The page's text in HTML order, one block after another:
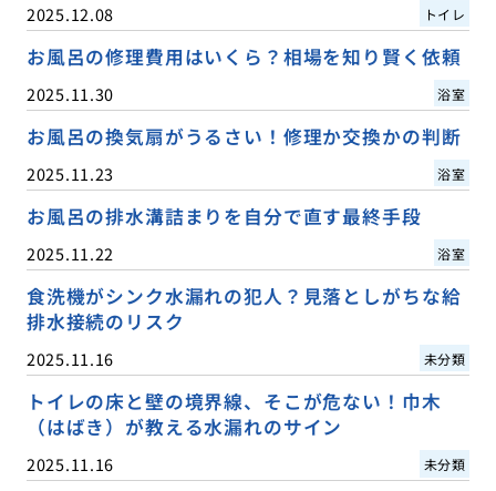
2025.12.08 トイレ
お風呂の修理費用はいくら？相場を知り賢く依頼
2025.11.30 浴室
お風呂の換気扇がうるさい！修理か交換かの判断
2025.11.23 浴室
お風呂の排水溝詰まりを自分で直す最終手段
2025.11.22 浴室
食洗機がシンク水漏れの犯人？見落としがちな給
排水接続のリスク
2025.11.16 未分類
トイレの床と壁の境界線、そこが危ない！巾木
（はばき）が教える水漏れのサイン
2025.11.16 未分類